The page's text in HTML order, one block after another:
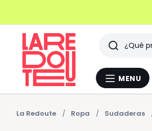
Menu
MENU
Buscar
vistos
La Redoute Ropa Sudaderas